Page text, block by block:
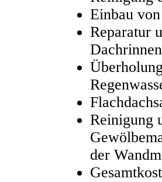
Einbau
Reparatur
Dachrinnen
Reinigung
der